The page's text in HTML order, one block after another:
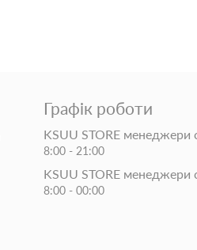
Графік роботи
KSUU STORE менеджери
8:00 - 21:00
KSUU STORE
8:00 - 00:00